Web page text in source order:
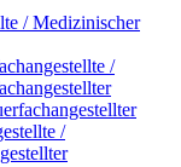
/ Medizinischer
/
/